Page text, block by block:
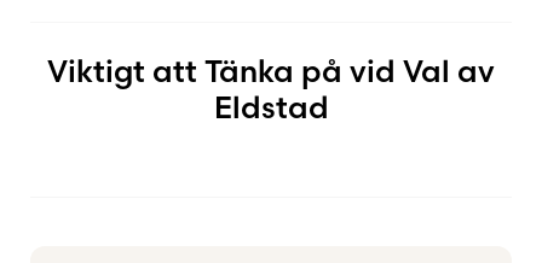
Viktigt att Tänka på vid Val av
Eldstad